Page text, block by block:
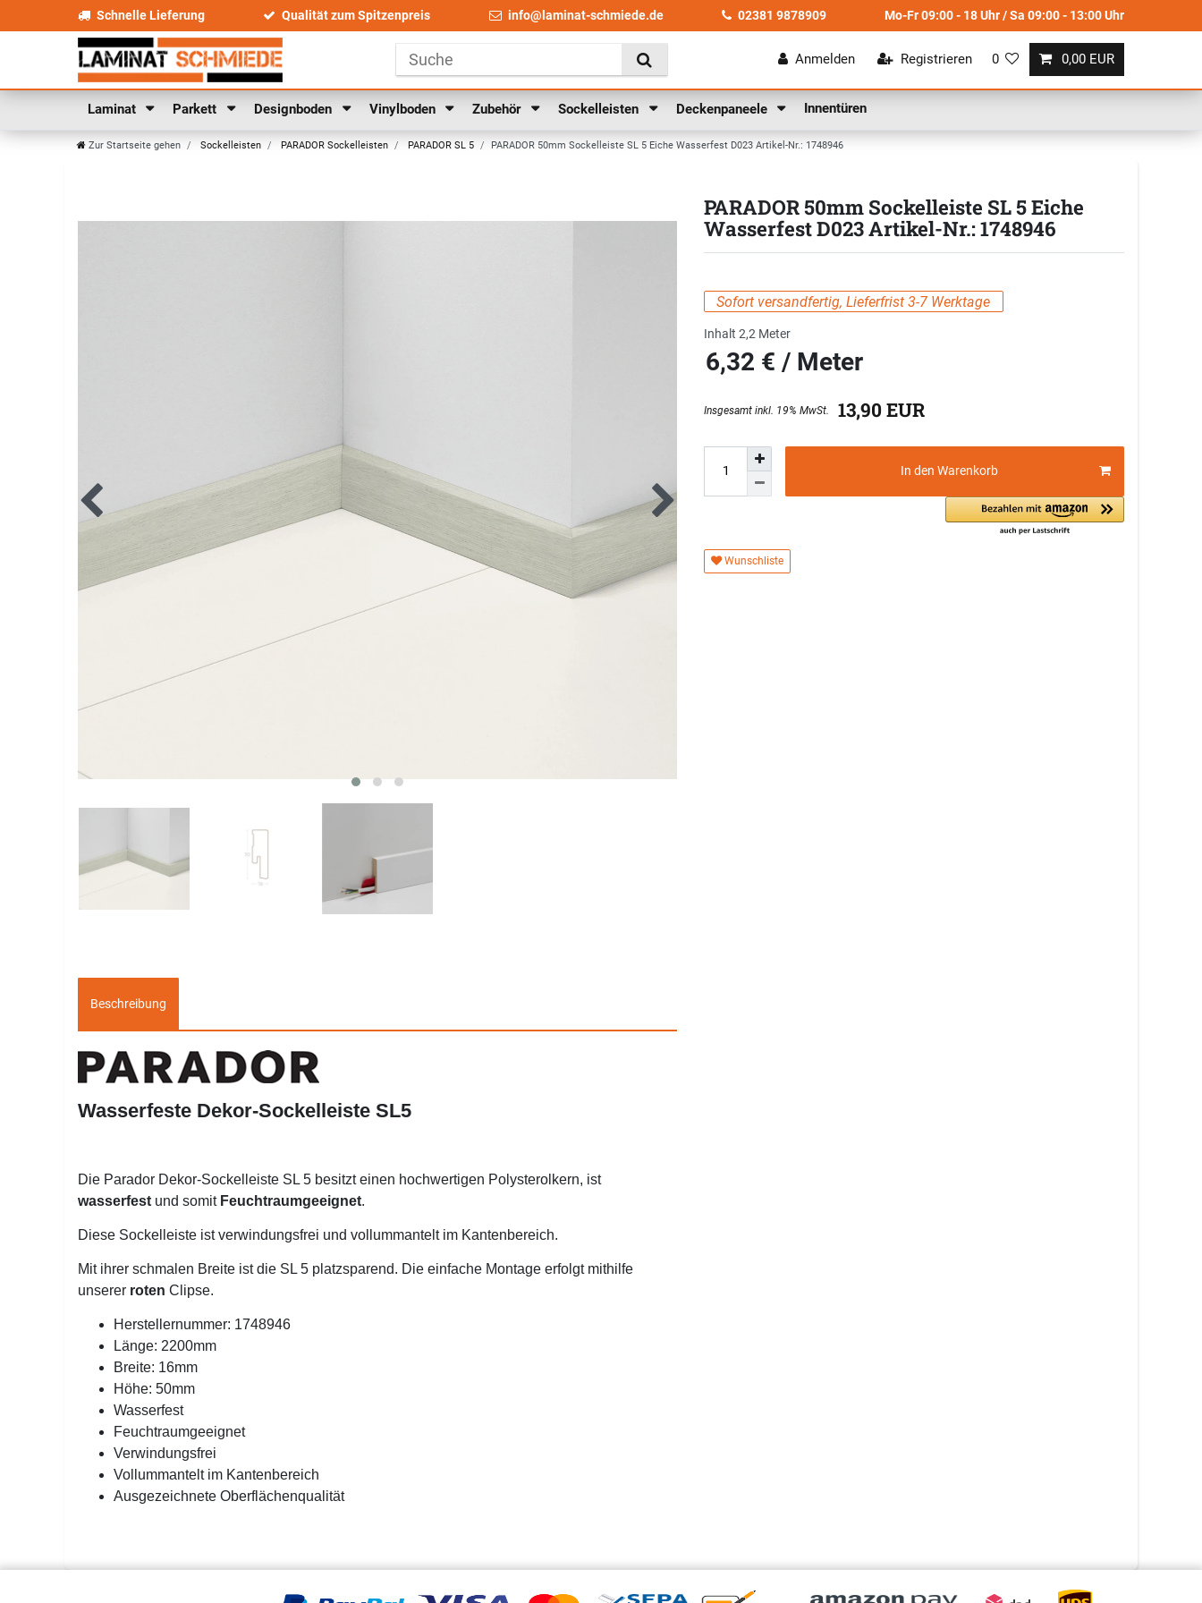
Schnelle Lieferung Qualität zum Spitzenpreis info@laminat-schmiede.de 02381 9878909 Mo-Fr 09:00 - 18 Uhr / Sa 09:00 - 13:00 Uhr
Anmelden Registrieren 0 0,00 EUR
Laminat Parkett Designboden Vinylboden Zubehör Sockelleisten Deckenpaneele Innentüren
Zur Startseite gehen Sockelleisten PARADOR Sockelleisten PARADOR SL 5 PARADOR 50mm Sockelleiste SL 5 Eiche Wasserfest D023 Artikel-Nr.: 1748946
PARADOR 50mm Sockelleiste SL 5 Eiche
Wasserfest D023 Artikel-Nr.: 1748946
Sofort versandfertig, Lieferfrist 3-7 Werktage
13,90 EUR
Inhalt 2,2 Meter
6,32 € / Meter
In den Warenkorb
Wunschliste
Beschreibung
Wasserfeste Dekor-Sockelleiste SL5
Die Parador Dekor-Sockelleiste SL 5 besitzt einen hochwertigen Polysterolkern, ist
wasserfest und somit Feuchtraumgeeignet.
Diese Sockelleiste ist verwindungsfrei und vollummantelt im Kantenbereich.
Mit ihrer schmalen Breite ist die SL 5 platzsparend. Die einfache Montage erfolgt mithilfe
unserer roten Clipse.
Herstellernummer: 1748946
Länge: 2200mm
Breite: 16mm
Höhe: 50mm
Wasserfest
Feuchtraumgeeignet
Verwindungsfrei
Vollummantelt im Kantenbereich
Ausgezeichnete Oberflächenqualität